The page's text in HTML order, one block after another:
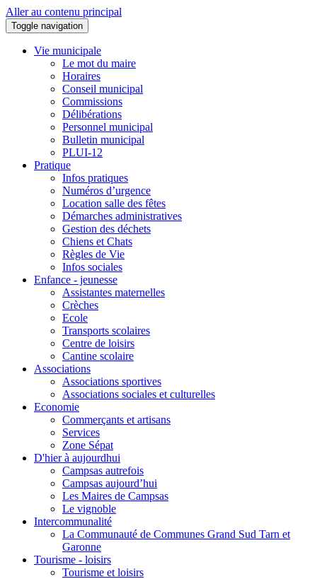
Aller au contenu principal
Toggle navigation
Vie municipale
Le mot du maire
Horaires
Conseil municipal
Commissions
Délibérations
Personnel municipal
Bulletin municipal
PLUI-12
Pratique
Infos pratiques
Numéros d’urgence
Location salle des fêtes
Démarches administratives
Gestion des déchets
Chiens et Chats
Règles de Vie
Infos sociales
Enfance - jeunesse
Assistantes maternelles
Crèches
Ecole
Transports scolaires
Centre de loisirs
Cantine scolaire
Associations
Associations sportives
Associations sociales et culturelles
Economie
Commerçants et artisans
Services
Zone Sépat
D'hier à aujourdhui
Campsas autrefois
Campsas aujourd’hui
Les Maires de Campsas
Le vignoble
Intercommunalité
La Communauté de Communes Grand Sud Tarn et
Garonne
Tourisme - loisirs
Tourisme et loisirs